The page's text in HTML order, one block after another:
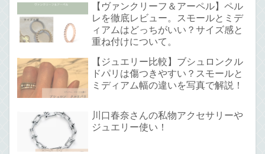
【ヴァンクリーフ＆アーペル】ペル
レを徹底レビュー。スモールとミデ
ィアムはどっちがいい？サイズ感と
重ね付けについて。
【ジュエリー比較】ブシュロンクル
ドパリは傷つきやすい？スモールと
ミディアム幅の違いを写真で解説！
川口春奈さんの私物アクセサリーや
ジュエリー使い！